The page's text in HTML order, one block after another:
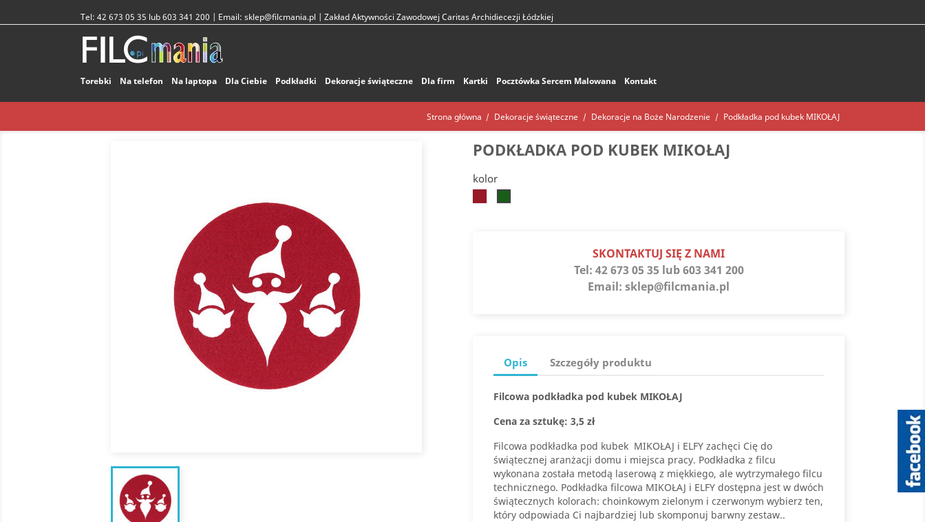
Tel: 42 673 05 35 lub 603 341 200 | Email: sklep@filcmania.pl | Zakład Aktywności Zawodowej Caritas Archidiecezji Łódzkiej
Torebki Na telefon Na laptopa Dla Ciebie Podkładki Dekoracje świąteczne Dla firm Kartki Pocztówka Sercem Malowana Kontakt
Strona główna Dekoracje świąteczne Dekoracje na Boże Narodzenie Podkładka pod kubek MIKOŁAJ
PODKŁADKA POD KUBEK MIKOŁAJ
kolor
SKONTAKTUJ SIĘ Z NAMI
Tel: 42 673 05 35 lub 603 341 200
Email: sklep@filcmania.pl
Opis Szczegóły produktu
Filcowa podkładka pod kubek MIKOŁAJ
Cena za sztukę: 3,5 zł
Filcowa podkładka pod kubek MIKOŁAJ i ELFY zachęci Cię do
świątecznej aranżacji domu i miejsca pracy. Podkładka z filcu
wykonana została metodą laserową z miękkiego, ale wytrzymałego filcu
technicznego. Podkładka filcowa MIKOŁAJ i ELFY dostępna jest w dwóch
świątecznych kolorach: choinkowym zielonym i czerwonym wybierz ten,
który odpowiada Ci najbardziej lub skomponuj barwny zestaw..